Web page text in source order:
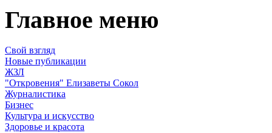
Главное меню
Свой взгляд
Новые публикации
ЖЗЛ
"Откровения" Елизаветы Сокол
Журналистика
Бизнес
Культура и искусство
Здоровье и красота